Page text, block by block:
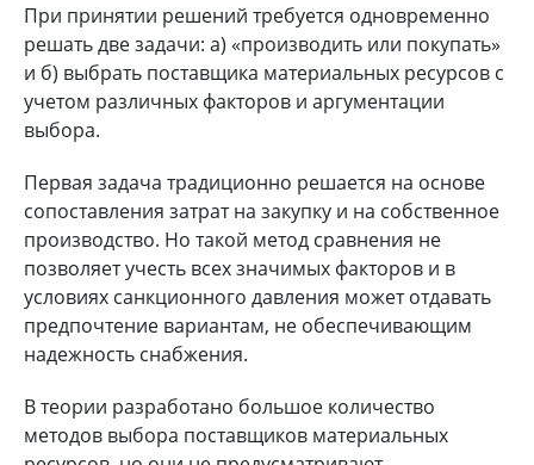
При принятии решений требуется одновременно
решать две задачи: а) «производить или покупать»
и б) выбрать поставщика материальных ресурсов с
учетом различных факторов и аргументации
выбора.
Первая задача традиционно решается на основе
сопоставления затрат на закупку и на собственное
производство. Но такой метод сравнения не
позволяет учесть всех значимых факторов и в
условиях санкционного давления может отдавать
предпочтение вариантам, не обеспечивающим
надежность снабжения.
В теории разработано большое количество
методов выбора поставщиков материальных